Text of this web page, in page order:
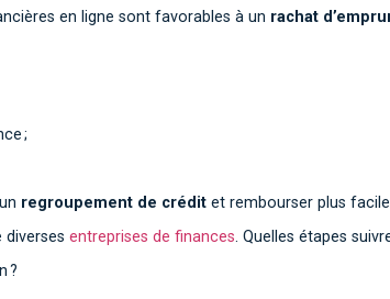
en ligne sont favorables à un rachat
;
regroupement de crédit et rembourser plus
entreprises de finances. Quelles étapes
?